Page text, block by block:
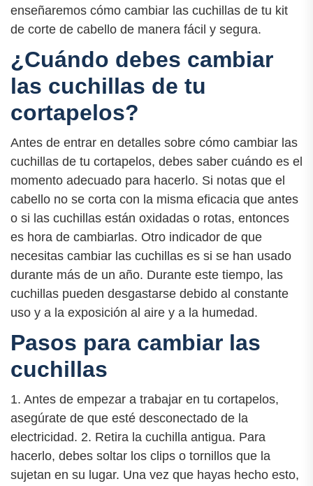
enseñaremos cómo cambiar las cuchillas de tu kit
de corte de cabello de manera fácil y segura.
¿Cuándo debes cambiar
las cuchillas de tu
cortapelos?
Antes de entrar en detalles sobre cómo cambiar las
cuchillas de tu cortapelos, debes saber cuándo es el
momento adecuado para hacerlo. Si notas que el
cabello no se corta con la misma eficacia que antes
o si las cuchillas están oxidadas o rotas, entonces
es hora de cambiarlas. Otro indicador de que
necesitas cambiar las cuchillas es si se han usado
durante más de un año. Durante este tiempo, las
cuchillas pueden desgastarse debido al constante
uso y a la exposición al aire y a la humedad.
Pasos para cambiar las
cuchillas
1. Antes de empezar a trabajar en tu cortapelos,
asegúrate de que esté desconectado de la
electricidad. 2. Retira la cuchilla antigua. Para
hacerlo, debes soltar los clips o tornillos que la
sujetan en su lugar. Una vez que hayas hecho esto,